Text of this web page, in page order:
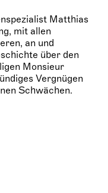
Matthias
mit allen
an und
über den
Monsieur
Vergnügen
Schwächen.